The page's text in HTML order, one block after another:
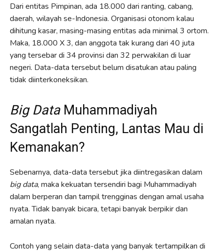
Dari entitas Pimpinan, ada 18.000 dari ranting, cabang,
daerah, wilayah se-Indonesia. Organisasi otonom kalau
dihitung kasar, masing-masing entitas ada minimal 3 ortom.
Maka, 18.000 X 3, dan anggota tak kurang dari 40 juta
yang tersebar di 34 provinsi dan 32 perwakilan di luar
negeri. Data-data tersebut belum disatukan atau paling
tidak diinterkoneksikan.
Big DataMuhammadiyah
Sangatlah Penting, Lantas Mau di
Kemanakan?
Sebenarnya, data-data tersebut jika diintregasikan dalam
big data, maka kekuatan tersendiri bagi Muhammadiyah
dalam berperan dan tampil trengginas dengan amal usaha
nyata. Tidak banyak bicara, tetapi banyak berpikir dan
amalan nyata.
Contoh yang selain data-data yang banyak tertampilkan di